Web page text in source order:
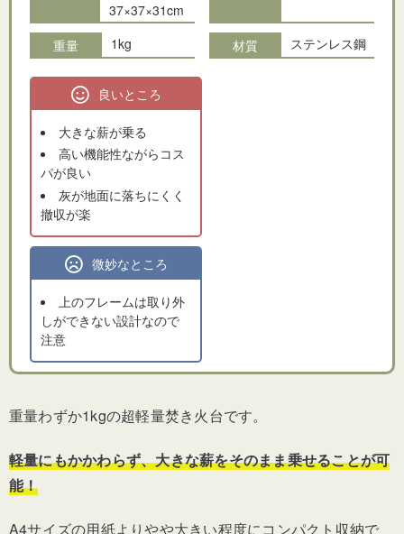
37×37×31cm
重量 1kg 材質 ステンレス鋼
良いところ
大きな薪が乗る
高い機能性ながらコス
パが良い
灰が地面に落ちにくく
撤収が楽
微妙なところ
上のフレームは取り外
しができない設計なので
注意
重量わずか1kgの超軽量焚き火台です。
軽量にもかかわらず、大きな薪をそのまま乗せることが可
能！
A4サイズの用紙よりやや大きい程度にコンパクト収納で